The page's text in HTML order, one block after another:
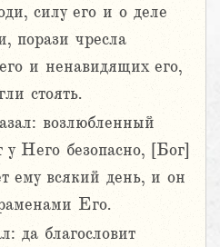
силу его и о деле
порази чресла
и ненавидящих его,
стоять.
возлюбленный
у Него безопасно, [Бог]
ему всякий день, и он
Его.
да благословит